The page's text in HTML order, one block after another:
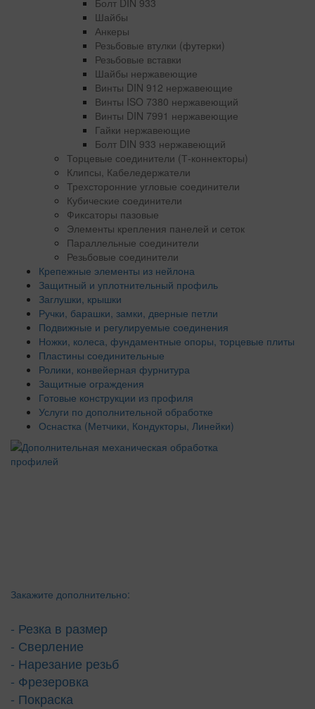
Болт DIN 933
Шайбы
Анкеры
Резьбовые втулки (футерки)
Резьбовые вставки
Шайбы нержавеющие
Винты DIN 912 нержавеющие
Винты ISO 7380 нержавеющий
Винты DIN 7991 нержавеющие
Гайки нержавеющие
Болт DIN 933 нержавеющий
Торцевые соединители (Т-коннекторы)
Клипсы, Кабеледержатели
Трехсторонние угловые соединители
Кубические соединители
Фиксаторы пазовые
Элементы крепления панелей и сеток
Параллельные соединители
Резьбовые соединители
Крепежные элементы из нейлона
Защитный и уплотнительный профиль
Заглушки, крышки
Ручки, барашки, замки, дверные петли
Подвижные и регулируемые соединения
Ножки, колеса, фундаментные опоры, торцевые плиты
Пластины соединительные
Ролики, конвейерная фурнитура
Защитные ограждения
Готовые конструкции из профиля
Услуги по дополнительной обработке
Оснастка (Метчики, Кондукторы, Линейки)
Закажите дополнительно:
- Резка в размер
- Сверление
- Нарезание резьб
- Фрезеровка
- Покраска